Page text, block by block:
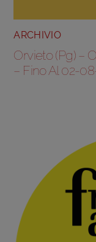
ARCHIVIO
Orvieto (Pg) –
– Fino Al 02-